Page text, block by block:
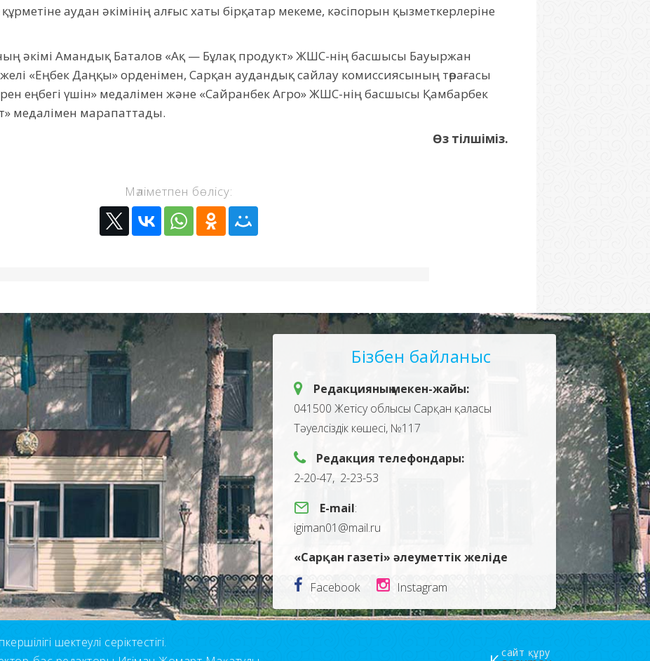
аудан әкімінің алғыс хаты бірқатар мекеме, кәсіпорын қызметкерлеріне
әкімі Амандық Баталов «Ақ — Бұлақ продукт» ЖШС-нің басшысы Бауыржан
«Еңбек Даңқы» орденімен, Сарқан аудандық сайлау комиссиясының төрағасы
еңбегі үшін» медалімен және «Сайранбек Агро» ЖШС-нің басшысы Қамбарбек
медалімен марапаттады.
Өз тілшіміз.
Мәліметпен бөлісу:
Бізбен байланыс
Редакцияның мекен-жайы:
041500 Жетісу облысы Сарқан қаласы
Тәуелсіздік көшесі, №117
Редакция телефондары:
2-20-47, 2-23-53
E-mail:
igiman01@mail.ru
«Сарқан газеті» әлеуметтік желіде
Facebook
Instagram
шектеулі серіктестігі.
сайт құру